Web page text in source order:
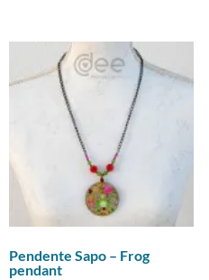
Pendente Sapo – Frog
pendant